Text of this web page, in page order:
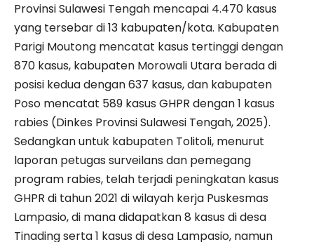
Provinsi Sulawesi Tengah mencapai 4.470 kasus
yang tersebar di 13 kabupaten/kota. Kabupaten
Parigi Moutong mencatat kasus tertinggi dengan
870 kasus, kabupaten Morowali Utara berada di
posisi kedua dengan 637 kasus, dan kabupaten
Poso mencatat 589 kasus GHPR dengan 1 kasus
rabies (Dinkes Provinsi Sulawesi Tengah, 2025).
Sedangkan untuk kabupaten Tolitoli, menurut
laporan petugas surveilans dan pemegang
program rabies, telah terjadi peningkatan kasus
GHPR di tahun 2021 di wilayah kerja Puskesmas
Lampasio, di mana didapatkan 8 kasus di desa
Tinading serta 1 kasus di desa Lampasio, namun